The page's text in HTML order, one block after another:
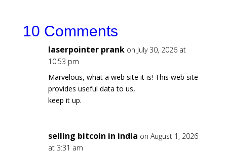
10 Comments
laserpointer prank on July 30, 2026 at
10:53 pm
Marvelous, what a web site it is! This web site
provides useful data to us,
keep it up.
selling bitcoin in india on August 1, 2026
at 3:31 am